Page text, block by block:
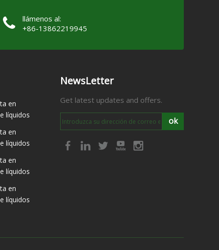
llámenos al:
+86-13862219945
en
líquidos
en
líquidos
en
líquidos
en
líquidos
NewsLetter
Get latest updates and offers.
ok